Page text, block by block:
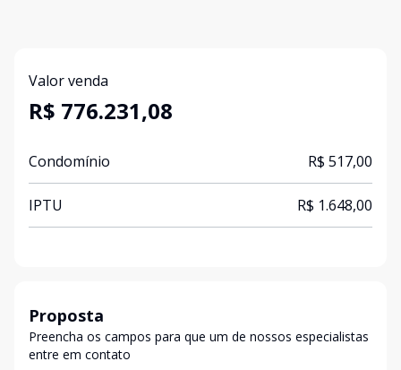
Valor venda
R$ 776.231,08
Condomínio R$ 517,00
IPTU R$ 1.648,00
Proposta
Preencha os campos para que um de nossos especialistas
entre em contato